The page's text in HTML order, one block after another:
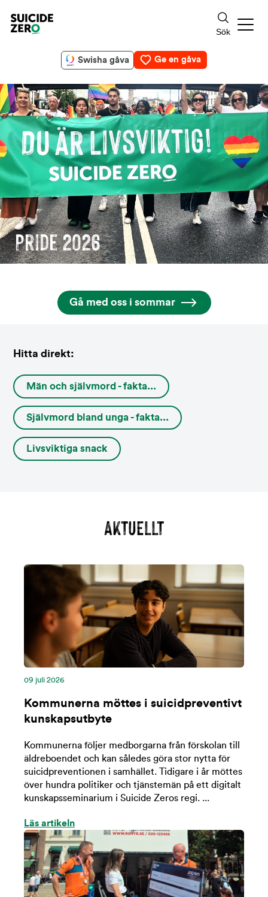
Swisha gåva Ge en gåva
Pride 2026
Gå med oss i sommar
Hitta direkt:
Män och självmord - fakta...
Självmord bland unga - fakta...
Livsviktiga snack
AKTUELLT
09 ‪juli‬ 2026
Kommunerna möttes i suicidpreventivt
kunskapsutbyte
Kommunerna följer medborgarna från förskolan till
äldreboendet och kan således göra stor nytta för
suicidpreventionen i samhället. Tidigare i år möttes
över hundra politiker och tjänstemän på ett digitalt
kunskapsseminarium i Suicide Zeros regi. ...
Läs artikeln